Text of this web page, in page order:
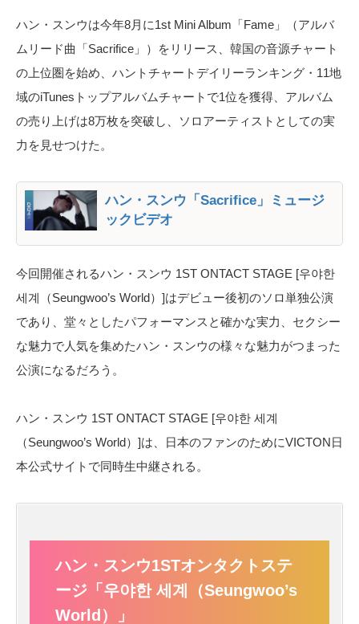
ハン・スンウは今年8月に1st Mini Album「Fame」（アルバ
ムリード曲「Sacrifice」）をリリース、韓国の音源チャート
の上位圏を始め、ハントチャートデイリーランキング・11地
域のiTunesトップアルバムチャートで1位を獲得、アルバム
の売り上げは8万枚を突破し、ソロアーティストとしての実
力を見せつけた。
ハン・スンウ「Sacrifice」ミュージ
ックビデオ
今回開催されるハン・スンウ 1ST ONTACT STAGE [우야한
세계（Seungwoo’s World）]はデビュー後初のソロ単独公演
であり、堂々としたパフォーマンスと確かな実力、セクシー
な魅力で人気を集めたハン・スンウの様々な魅力がつまった
公演になるだろう。
ハン・スンウ 1ST ONTACT STAGE [우야한 세계
（Seungwoo’s World）]は、日本のファンのためにVICTON日
本公式サイトで同時生中継される。
ハン・スンウ1STオンタクトステ
ージ「우야한 세계（Seungwoo’s
World）」